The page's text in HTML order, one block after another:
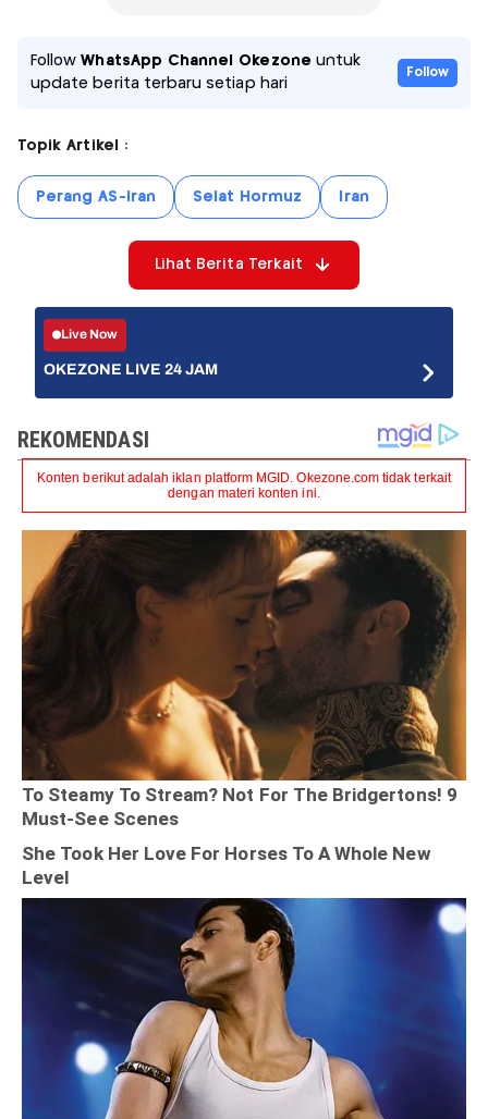
FollowWhatsApp Channel Okezone untuk
update berita terbaru setiap hari
Follow
Topik Artikel :
Perang AS-Iran Selat Hormuz Iran
Lihat Berita Terkait
Live Now
OKEZONE LIVE 24 JAM